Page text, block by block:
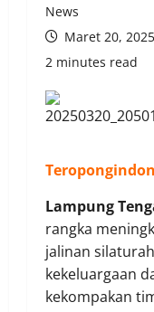
News
Maret 20, 2025
2 minutes read
Lampung
rangka
jalinan
kekeluargaan
kekompakan